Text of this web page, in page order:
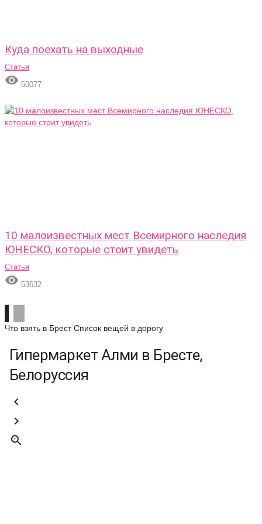
Куда поехать на выходные
Статья
 50077
10 малоизвестных мест Всемирного наследия
ЮНЕСКО, которые стоит увидеть
Статья
 53632
Что взять в Брест Список вещей в дорогу
Гипермаркет Алми в Бресте,
Белоруссия


